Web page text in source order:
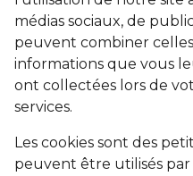
médias sociaux, de
peuvent combiner
informations que vous
ont collectées lors de
services.
Les cookies sont des
peuvent être utilisés